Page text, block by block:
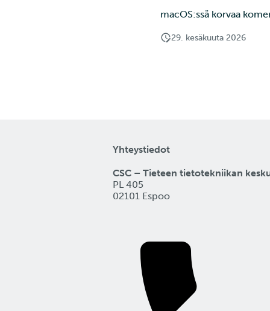
macOS:ssä korvaa
29. kesäkuuta 2026
Yhteystiedot
CSC – Tieteen tietotekniikan
PL 405
02101 Espoo